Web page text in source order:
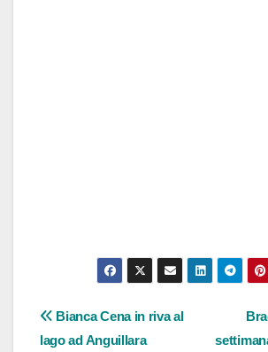
Navigazione
Bianca Cena in riva al
lago ad Anguillara